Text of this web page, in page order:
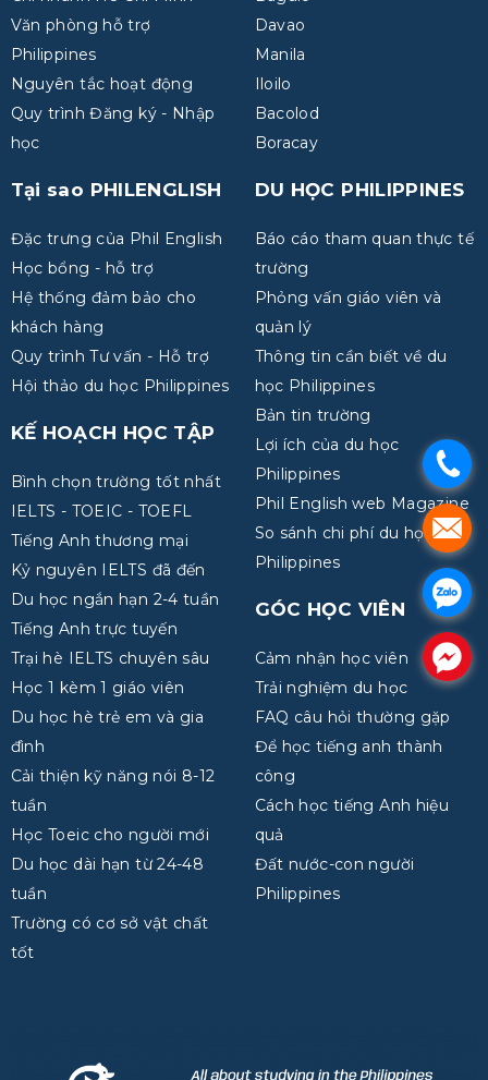
Văn phòng hỗ trợ
Philippines
Nguyên tắc hoạt động
Quy trình Đăng ký - Nhập
học
Tại sao PHILENGLISH
Đặc trưng của Phil English
Học bổng - hỗ trợ
Hệ thống đảm bảo cho
khách hàng
Quy trình Tư vấn - Hỗ trợ
Hội thảo du học Philippines
KẾ HOẠCH HỌC TẬP
Bình chọn trường tốt nhất
IELTS - TOEIC - TOEFL
Tiếng Anh thương mại
Kỷ nguyên IELTS đã đến
Du học ngắn hạn 2-4 tuần
Tiếng Anh trực tuyến
Trại hè IELTS chuyên sâu
Học 1 kèm 1 giáo viên
Du học hè trẻ em và gia
đình
Cải thiện kỹ năng nói 8-12
tuần
Học Toeic cho người mới
Du học dài hạn từ 24-48
tuần
Trường có cơ sở vật chất
tốt
Davao
Manila
Iloilo
Bacolod
Boracay
DU HỌC PHILIPPINES
Báo cáo tham quan thực tế
trường
Phỏng vấn giáo viên và
quản lý
Thông tin cần biết về du
học Philippines
Bản tin trường
Lợi ích của du học
Philippines
Phil English web Magazine
So sánh chi phí du học
Philippines
GÓC HỌC VIÊN
Cảm nhận học viên
Trải nghiệm du học
FAQ câu hỏi thường gặp
Để học tiếng anh thành
công
Cách học tiếng Anh hiệu
quả
Đất nước-con người
Philippines
.
.
.
.